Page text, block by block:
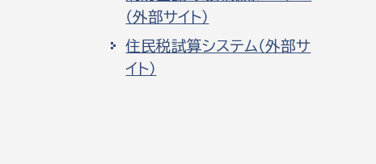
（外部サイト）
住民税試算システム（外部サ
イト）